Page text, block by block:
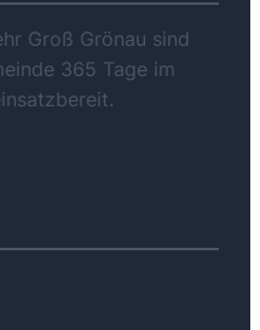
Groß Grönau sind
365 Tage im